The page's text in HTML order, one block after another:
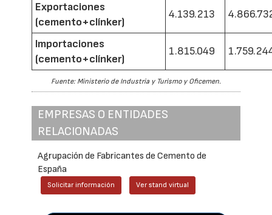
Exportaciones
(cemento+clínker)
4.139.213
Importaciones
(cemento+clínker)
1.815.049
Fuente: Ministerio de Industria y Turismo y Oficemen.
EMPRESAS O ENTIDADES
RELACIONADAS
Agrupación de Fabricantes de Cemento de
España
Solicitar información Ver stand virtual